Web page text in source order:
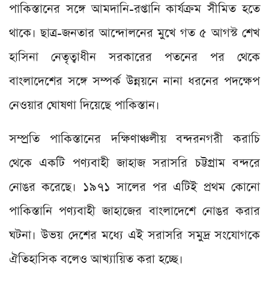
পাকিস্তানের সঙ্গে আমদানি-রপ্তানি কার্যক্রম সীমিত হতে
থাকে। ছাত্র-জনতার আন্দোলনের মুখে গত ৫ আগস্ট শেখ
হাসিনা নেতৃত্বাধীন সরকারের পতনের পর থেকে
বাংলাদেশের সঙ্গে সম্পর্ক উন্নয়নে নানা ধরনের পদক্ষেপ
নেওয়ার ঘোষণা দিয়েছে পাকিস্তান।
সম্প্রতি পাকিস্তানের দক্ষিণাঞ্চলীয় বন্দরনগরী করাচি
থেকে একটি পণ্যবাহী জাহাজ সরাসরি চট্টগ্রাম বন্দরে
নোঙর করেছে। ১৯৭১ সালের পর এটিই প্রথম কোনো
পাকিস্তানি পণ্যবাহী জাহাজের বাংলাদেশে নোঙর করার
ঘটনা। উভয় দেশের মধ্যে এই সরাসরি সমুদ্র সংযোগকে
ঐতিহাসিক বলেও আখ্যায়িত করা হচ্ছে।